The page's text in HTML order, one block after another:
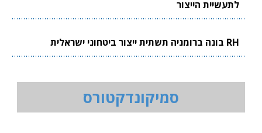
לתעשיית הייצור
RH בונה ברומניה תשתית ייצור ביטחוני ישראלית
סמיקונדקטורס